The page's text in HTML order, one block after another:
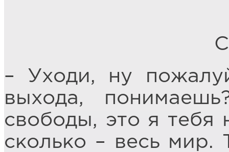
– Уходи, ну
выхода,
свободы, это я тебя
сколько – весь